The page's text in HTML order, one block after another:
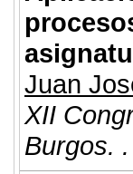
Juan
XII
Burgos.